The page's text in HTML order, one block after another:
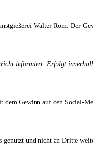
Walter Rom. Der
informiert. Erfolgt
Gewinn auf den Social-
und nicht an Dritte